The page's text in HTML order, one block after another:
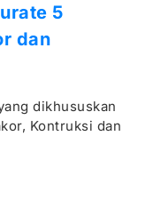
5
dan
dikhususkan
Kontruksi dan